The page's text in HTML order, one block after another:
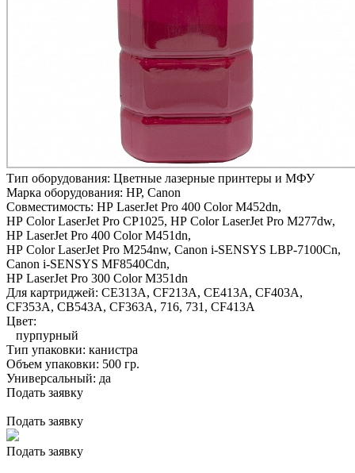
Тип оборудования: Цветные лазерные принтеры и МФУ
Марка оборудования: HP, Canon
Совместимость: HP LaserJet Pro 400 Color M452dn,
HP Color LaserJet Pro CP1025, HP Color LaserJet Pro M277dw,
HP LaserJet Pro 400 Color M451dn,
HP Color LaserJet Pro M254nw, Canon i-SENSYS LBP-7100Cn,
Canon i-SENSYS MF8540Cdn,
HP LaserJet Pro 300 Color M351dn
Для картриджей: CE313A, CF213A, CE413A, CF403A,
CF353A, CB543A, CF363A, 716, 731, CF413A
Цвет:
пурпурный
Тип упаковки: канистра
Объем упаковки: 500 гр.
Универсальный: да
Подать заявку
Подать заявку
Подать заявку